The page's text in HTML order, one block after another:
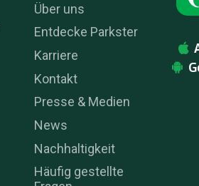
Über uns
Entdecke Parkster
Karriere
Kontakt
Presse & Medien
News
Nachhaltigkeit
Häufig gestellte